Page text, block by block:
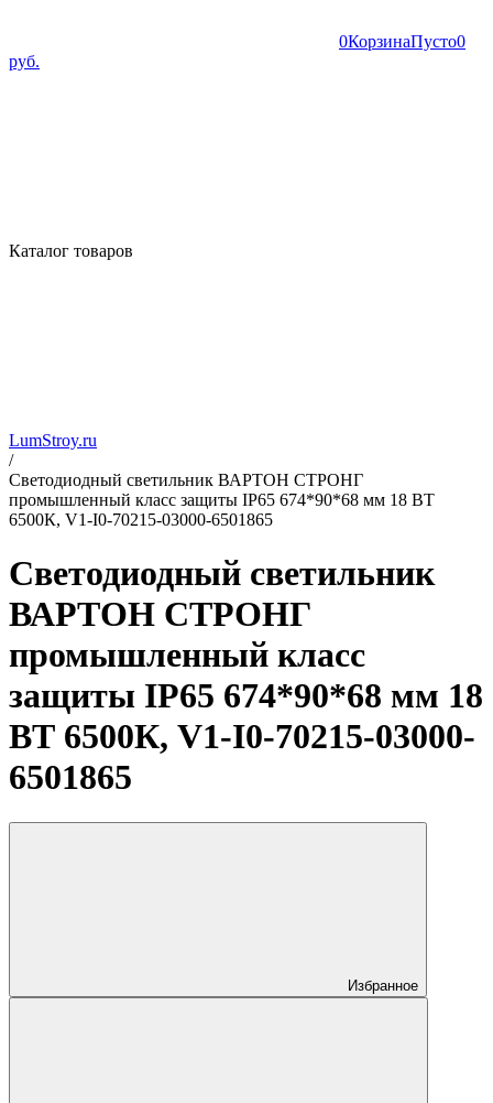
0КорзинаПусто0
руб.
Каталог товаров
LumStroy.ru
/
Светодиодный светильник ВАРТОН СТРОНГ
промышленный класс защиты IP65 674*90*68 мм 18 ВТ
6500К, V1-I0-70215-03000-6501865
Светодиодный светильник
ВАРТОН СТРОНГ
промышленный класс
защиты IP65 674*90*68 мм 18
ВТ 6500К, V1-I0-70215-03000-
6501865
Избранное